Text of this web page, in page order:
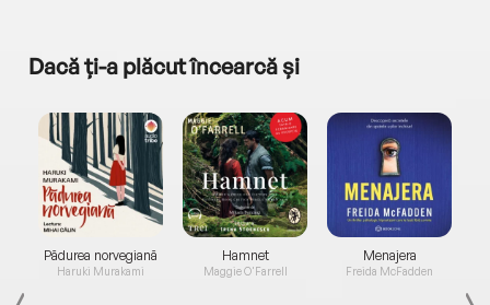
Dacă ți-a plăcut încearcă și
Pădurea norvegiană
Haruki Murakami
Hamnet
Maggie O'Farrell
Menajera
Freida McFadden